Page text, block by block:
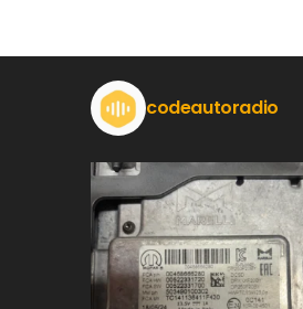
codeautoradio